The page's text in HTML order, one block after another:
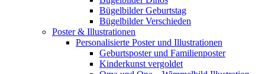
Bügelbilder Geburtstag
Bügelbilder Verschieden
Poster & Illustrationen
Personalisierte Poster und Illustrationen
Geburtsposter und Familienposter
Kinderkunst vergoldet